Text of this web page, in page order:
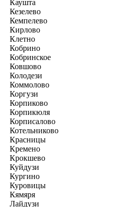
Каушта
Кезелево
Кемпелево
Кирлово
Клетно
Кобрино
Кобринское
Ковшово
Колодези
Коммолово
Коргузи
Корпиково
Корпикюля
Корписалово
Котельниково
Красницы
Кремено
Крокшево
Куйдузи
Кургино
Куровицы
Кямяря
Лайдузи